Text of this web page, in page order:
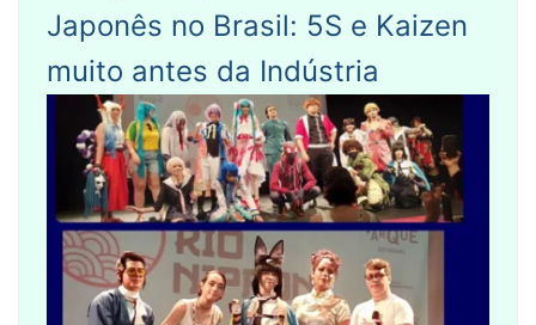
Japonês no Brasil: 5S e Kaizen
muito antes da Indústria